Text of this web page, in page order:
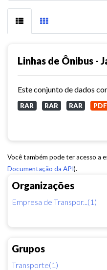
Organizações
Empresa de Transpor...(1)
Grupos
Transporte(1)
Linhas de Ônibus -
RAR RAR RAR PDF
Você também pode ter acesso a
Documentação da API).